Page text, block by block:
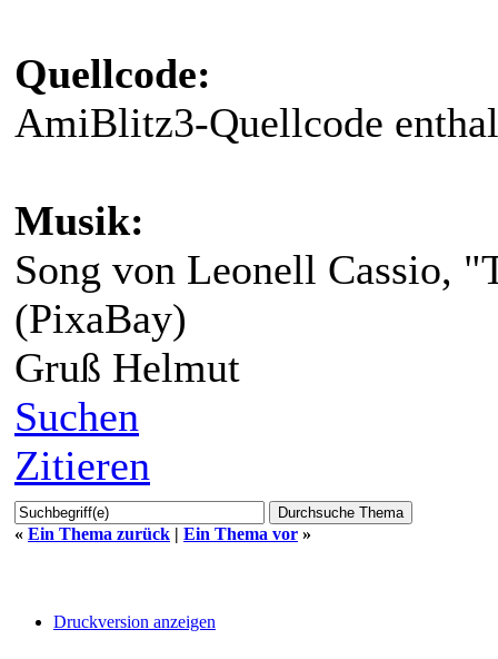
Quellcode:
AmiBlitz3-Quellcode
Musik:
Song von Leonell Cassio,
(PixaBay)
Gruß Helmut
Suchen
Zitieren
« Ein Thema zurück | Ein Thema vor »
Druckversion anzeigen